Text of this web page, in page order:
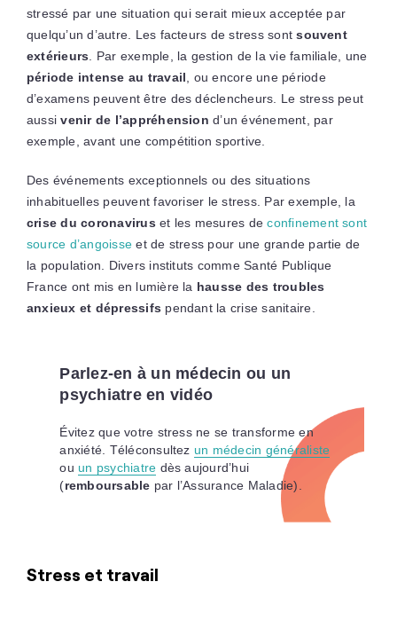
stressé par une situation qui serait mieux acceptée par
quelqu’un d’autre. Les facteurs de stress sontsouvent
extérieurs . Par exemple, la gestion de la vie familiale, une
période intense au travail , ou encore une période
d’examens peuvent être des déclencheurs. Le stress peut
aussivenir de l’appréhension d’un événement, par
exemple, avant une compétition sportive.
Des événements exceptionnels ou des situations
inhabituelles peuvent favoriser le stress. Par exemple, la
crise du coronavirus et les mesures deconfinement sont
source d’angoisse et de stress pour une grande partie de
la population. Divers instituts comme Santé Publique
France ont mis en lumière la hausse des troubles
anxieux et dépressifs pendant la crise sanitaire.
Parlez-en à un médecin ou un
psychiatre en vidéo
Évitez que votre stress ne se transforme en
anxiété. Téléconsultez un médecin généraliste
ou un psychiatre dès aujourd’hui
(remboursable par l’Assurance Maladie).
Stress et travail